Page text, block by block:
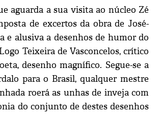
aguarda a sua visita ao núcleo Zé
de excertos da obra de José-
e alusiva a desenhos de humor do
Teixeira de Vasconcelos, crítico
desenho magnífico. Segue-se a
para o Brasil, qualquer mestre
roerá as unhas de inveja com
do conjunto de destes desenhos